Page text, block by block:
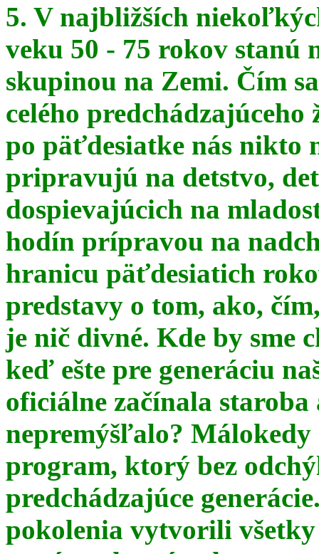
5. V najbližších
veku 50 - 75 rokov stanú
skupinou na Zemi. Čím
celého
po päťdesiatke nás nikto
pripravujú na detstvo,
dospievajúcich na
hodín prípravou na
hranicu päťdesiatich
predstavy o tom, ako,
je nič divné. Kde by sme
keď ešte pre generáciu
oficiálne začínala
nepremýšľalo? Málokedy
program, ktorý bez
predchádzajúce
pokolenia vytvorili